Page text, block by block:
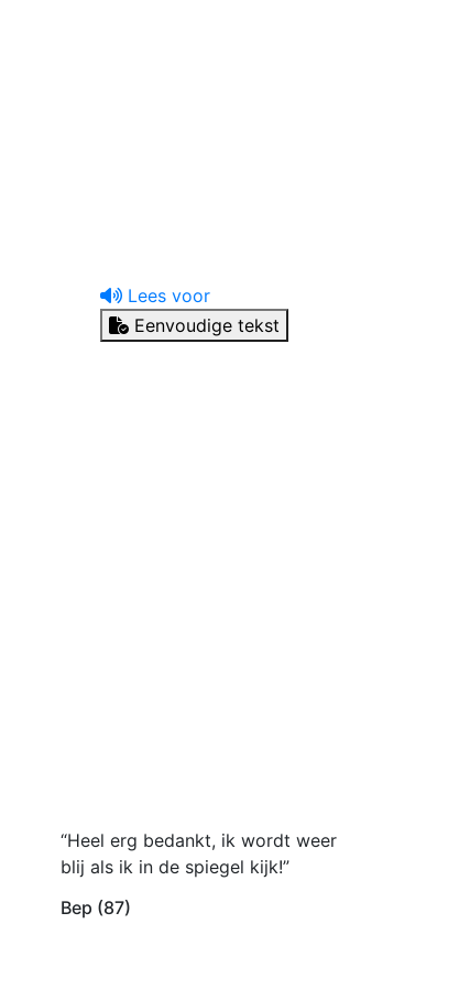
Lees voor
Eenvoudige tekst
“Heel erg bedankt, ik wordt weer
blij als ik in de spiegel kijk!”
Bep (87)